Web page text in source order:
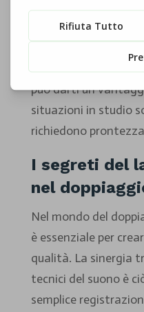
emozioni
dei
abilità di evocare
performance. Infine,
può darti un
situazioni in studio
richiedono
I segreti del
nel
Nel mondo del
è essenziale per
qualità. La sinergia
tecnici del suono è
semplice